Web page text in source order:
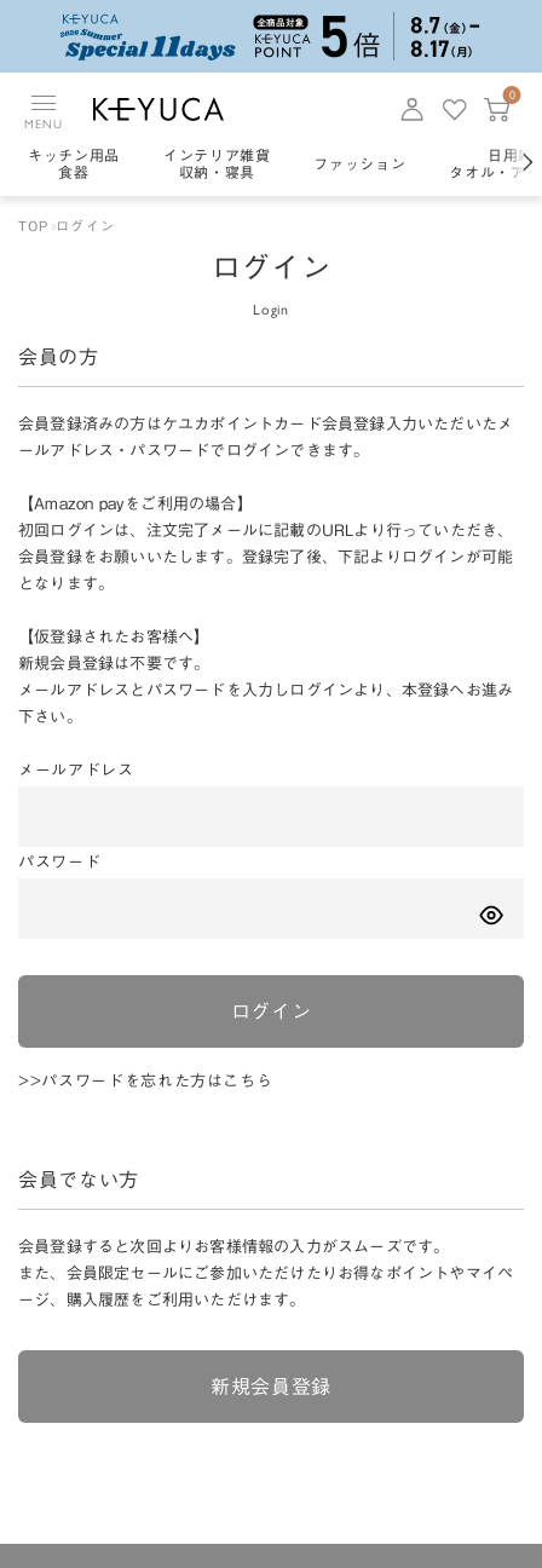
MENU
0
キッチン用品
食器
インテリア雑貨
収納・寝具
ファッション
日用雑
タオル・ア
TOP ログイン
ログイン
Login
会員の方
会員登録済みの方はケユカポイントカード会員登録入力いただいたメ
ールアドレス・パスワードでログインできます。
【Amazon payをご利用の場合】
初回ログインは、注文完了メールに記載のURLより行っていただき、
会員登録をお願いいたします。登録完了後、下記よりログインが可能
となります。
【仮登録されたお客様へ】
新規会員登録は不要です。
メールアドレスとパスワードを入力しログインより、本登録へお進み
下さい。
メールアドレス
パスワード
ログイン
>>パスワードを忘れた方はこちら
会員でない方
会員登録すると次回よりお客様情報の入力がスムーズです。
また、会員限定セールにご参加いただけたりお得なポイントやマイペ
ージ、購入履歴をご利用いただけます。
新規会員登録